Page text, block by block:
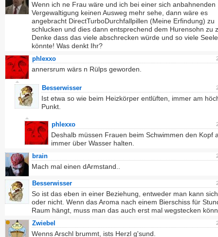
Wenn ich ne Frau wäre und ich bei einer sich anbahnenden
Vergewaltigung keinen Ausweg mehr sehe, dann wäre es
angebracht DirectTurboDurchfallpillen (Meine Erfindung) zu
schlucken und dies dann entsprechend dem Hurensohn zu
Denke dass das viele abschrecken würde und so viele
könnte! Was denkt Ihr?
phlexxo
annersrum wärs n Rülps geworden.
Besserwisser
Ist etwa so wie beim Heizkörper entlüften, immer am
Punkt.
phlexxo
Deshalb müssen Frauen beim Schwimmen den Kopf
immer über Wasser halten.
brain
Mach mal einen dArmstand..
Besserwisser
So ist das eben in einer Beziehung, entweder man kann
oder nicht. Wenn das Aroma nach einem Bierschiss für
Raum hängt, muss man das auch erst mal wegstecken
Zwiebel
Wenns Arschl brummt, ists Herzl g'sund.